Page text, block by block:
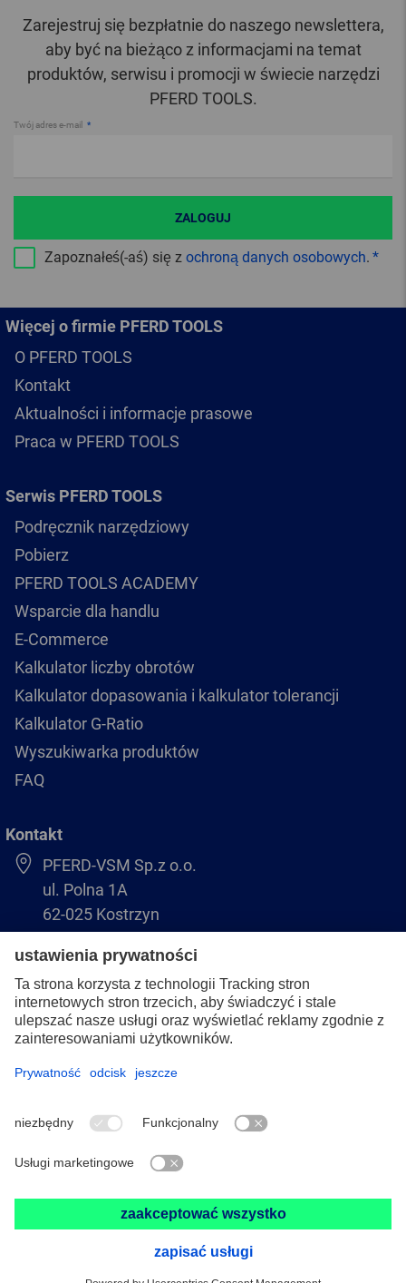
Zarejestruj się bezpłatnie do naszego newslettera,
aby być na bieżąco z informacjami na temat
produktów, serwisu i promocji w świecie narzędzi
PFERD TOOLS.
Twój adres e-mail
Zapoznałeś(-aś) się z ochroną danych osobowych.
ZALOGUJ
Więcej o firmie PFERD TOOLS
O PFERD TOOLS
Kontakt
Aktualności i informacje prasowe
Praca w PFERD TOOLS
Serwis PFERD TOOLS
Podręcznik narzędziowy
Pobierz
PFERD TOOLS ACADEMY
Wsparcie dla handlu
E-Commerce
Kalkulator liczby obrotów
Kalkulator dopasowania i kalkulator tolerancji
Kalkulator G-Ratio
Wyszukiwarka produktów
FAQ
Kontakt
PFERD-VSM Sp.z o.o.
ul. Polna 1A
62-025 Kostrzyn
+48 61 8970 480
biuro@pferdvsm.pl
+48 61 8970 490
Ochrona danych osobowych
Ogólne warunki sprzedaży
© 2026 PFERD-VSM Sp.z o.o.